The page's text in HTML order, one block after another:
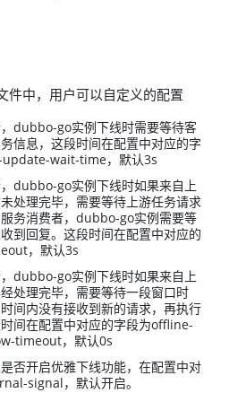
件中，用户可以自定义的配置
dubbo-go实例下线时需要等待客
信息，这段时间在配置中对应的字
wait-time，默认3s
dubbo-go实例下线时如果来自上
处理完毕，需要等待上游任务请求
务消费者，dubbo-go实例需要等
到回复。这段时间在配置中对应的
，默认3s
dubbo-go实例下线时如果来自上
处理完毕，需要等待一段窗口时
间内没有接收到新的请求，再执行
间在配置中对应的字段为offline-
timeout，默认0s
否开启优雅下线功能，在配置中对
signal，默认开启。